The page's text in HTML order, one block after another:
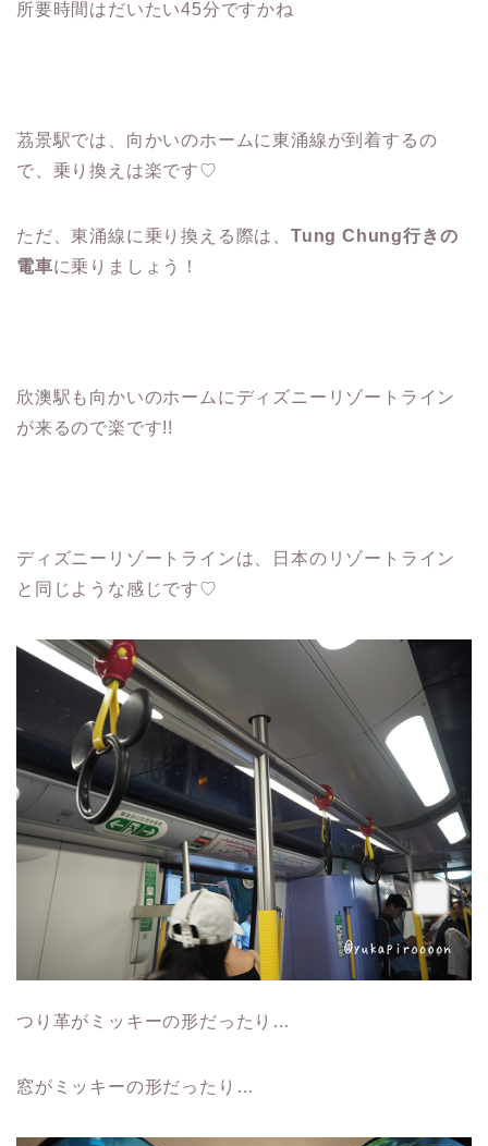
所要時間はだいたい45分ですかね
茘景駅では、向かいのホームに東涌線が到着するの
で、乗り換えは楽です♡
ただ、東涌線に乗り換える際は、 Tung Chung行きの
電車に乗りましょう！
欣澳駅も向かいのホームにディズニーリゾートライン
が来るので楽です!!
ディズニーリゾートラインは、日本のリゾートライン
と同じような感じです♡
つり革がミッキーの形だったり…
窓がミッキーの形だったり…